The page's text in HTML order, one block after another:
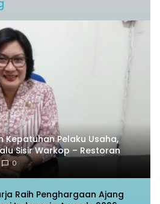
Kepatuhan Pelaku Usaha,
Sisir Warkop – Restoran
0
Raih Penghargaan Ajang